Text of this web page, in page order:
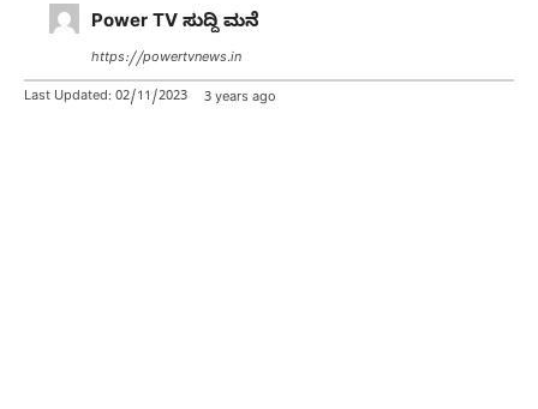
Power TV ಸುದ್ದಿ ಮನೆ
https://powertvnews.in
Last Updated: 02/11/2023 3 years ago